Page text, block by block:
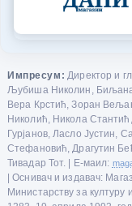
Импресум: Директор и
Љубиша Николин, Биљана
Вера Крстић, Зоран
Николић, Никола
Гурјанов, Ласло Јустин,
Стефановић, Драгутин
Тивадар Тот. | Е-маил:
| Оснивач и издавач:
Министарству за